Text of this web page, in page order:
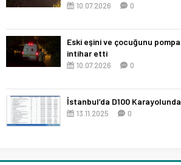
10.07.2026 0
Eski eşini ve çocuğunu
intihar etti
10.07.2026 0
İstanbul’da D100
13.11.2025 0